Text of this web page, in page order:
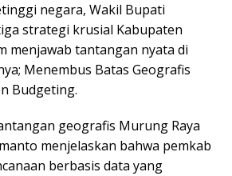
negara, Wakil Bupati
strategi krusial Kabupaten
menjawab tantangan nyata di
Menembus Batas Geografis
Budgeting.
geografis Murung Raya
menjelaskan bahwa pemkab
berbasis data yang